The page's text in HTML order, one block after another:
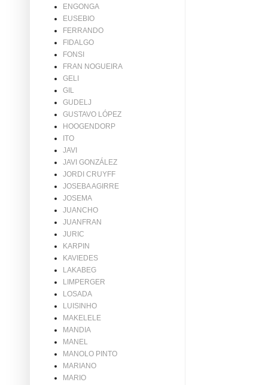
ENGONGA
EUSEBIO
FERRANDO
FIDALGO
FONSI
FRAN NOGUEIRA
GELI
GIL
GUDELJ
GUSTAVO LÓPEZ
HOOGENDORP
ITO
JAVI
JAVI GONZÁLEZ
JORDI CRUYFF
JOSEBA AGIRRE
JOSEMA
JUANCHO
JUANFRAN
JURIC
KARPIN
KAVIEDES
LAKABEG
LIMPERGER
LOSADA
LUISINHO
MAKELELE
MANDIA
MANEL
MANOLO PINTO
MARIANO
MARIO